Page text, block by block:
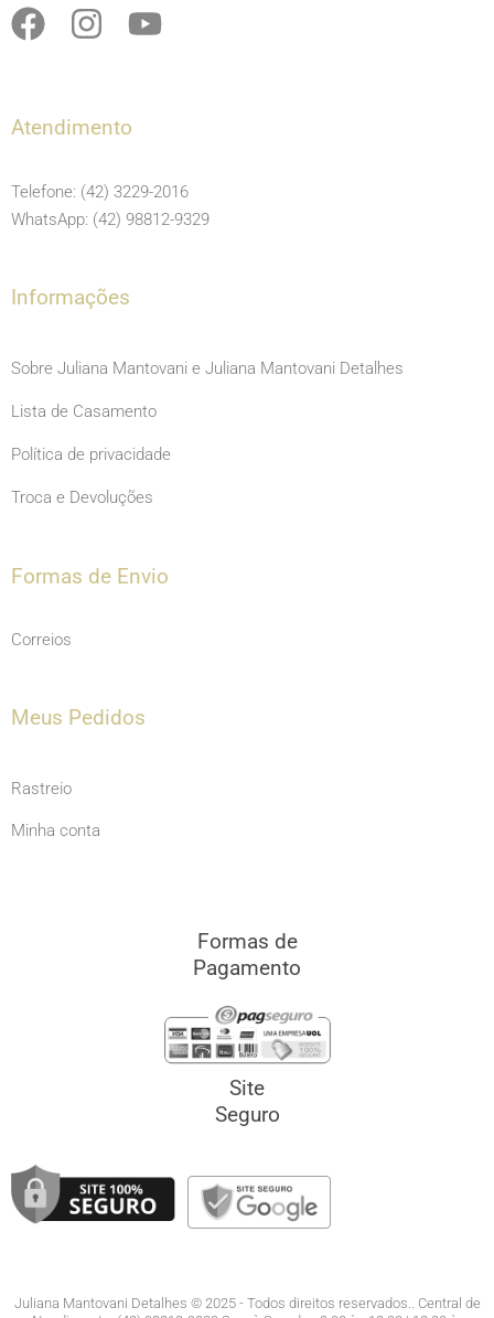
F
e
o
o
I
t
g
r
m
Y
b
e
Atendimento
Telefone: (42) 3229-2016
WhatsApp: (42) 98812-9329
Informações
Sobre Juliana Mantovani e Juliana Mantovani Detalhes
Lista de Casamento
Política de privacidade
Troca e Devoluções
Formas de Envio
Correios
Meus Pedidos
Rastreio
Minha conta
Formas de
Pagamento
Site
Seguro
Juliana Mantovani Detalhes © 2025 - Todos direitos reservados.. Central de